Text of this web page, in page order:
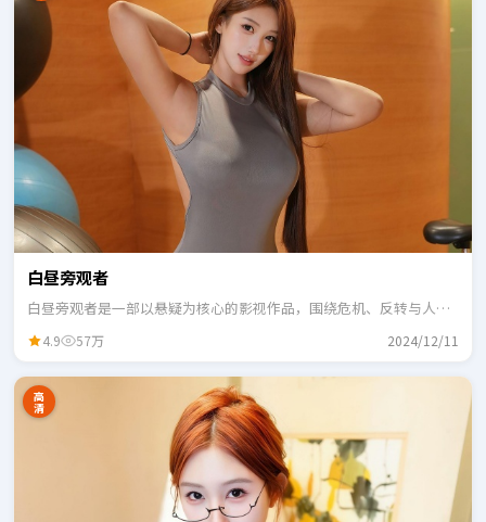
白昼旁观者
白昼旁观者是一部以悬疑为核心的影视作品，围绕危机、反转与人物
4.9 57万 2024/12/11
高
清